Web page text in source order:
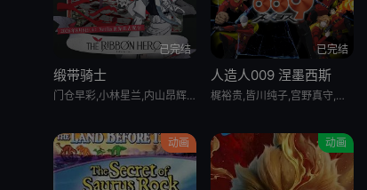
已完结
缎带骑士
门仓早彩,小林星兰,内山昂辉,新谷真弓
已完结
人造人009 涅墨西斯
梶裕贵,皆川纯子,宫野真守,早见沙织,杉田智和,安元洋贵,鹿糠光明,利根健太朗,林勇,山路和弘,中村悠一,日高里菜,细谷佳正,神谷浩史,井上喜久子,稻田彻,若山诗音,内田真礼,佐仓绫音,奈良彻,下野纮
动画 动画